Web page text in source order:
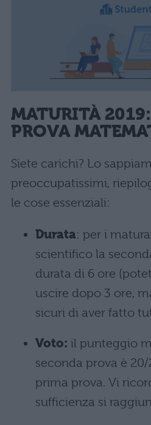
MATURITÀ
PROVA
Siete carichi? Lo
preoccupatissimi,
le cose essenziali:
Durata: per i
scientifico la
durata di 6 ore
uscire dopo 3 ore,
sicuri di aver fatto
Voto: il punteggio
seconda prova è
prima prova. Vi
sufficienza si